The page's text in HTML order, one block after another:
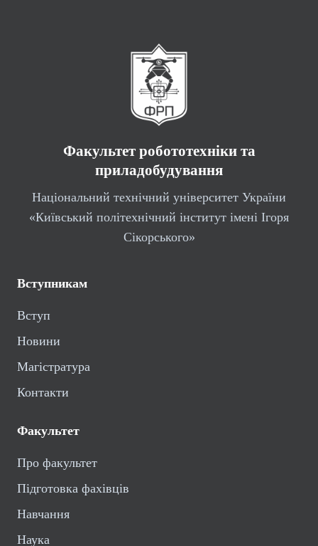
Факультет робототехніки та
приладобудування
Національний технічний університет України
«Київський політехнічний інститут імені Ігоря
Сікорського»
Вступникам
Вступ
Новини
Магістратура
Контакти
Факультет
Про факультет
Підготовка фахівців
Навчання
Наука